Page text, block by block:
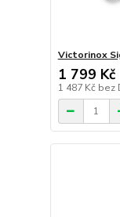
Victorinox
1 799 Kč
1 487 Kč bez